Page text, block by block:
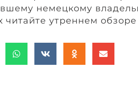
немецкому
читайте утреннем